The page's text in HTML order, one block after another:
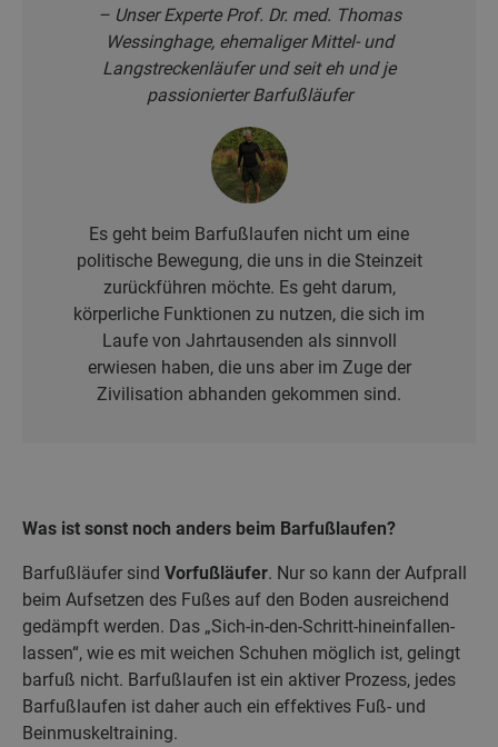
– Unser Experte Prof. Dr. med. Thomas
Wessinghage, ehemaliger Mittel- und
Langstreckenläufer und seit eh und je
passionierter Barfußläufer
Es geht beim Barfußlaufen nicht um eine
politische Bewegung, die uns in die Steinzeit
zurückführen möchte. Es geht darum,
körperliche Funktionen zu nutzen, die sich im
Laufe von Jahrtausenden als sinnvoll
erwiesen haben, die uns aber im Zuge der
Zivilisation abhanden gekommen sind.
Was ist sonst noch anders beim Barfußlaufen?
Barfußläufer sind Vorfußläufer. Nur so kann der Aufprall
beim Aufsetzen des Fußes auf den Boden ausreichend
gedämpft werden. Das „Sich-in-den-Schritt-hineinfallen-
lassen“, wie es mit weichen Schuhen möglich ist, gelingt
barfuß nicht. Barfußlaufen ist ein aktiver Prozess, jedes
Barfußlaufen ist daher auch ein effektives Fuß- und
Beinmuskeltraining.